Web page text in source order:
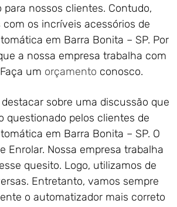
Portão de Garagem de
Enrolar em Nova Iguaçu – RJ
Portão de Garagem de
Enrolar em Nova Friburgo –
RJ
para nossos clientes. Contudo,
os incríveis acessórios de
em Barra Bonita – SP. Por
a nossa empresa trabalha com
um orçamento conosco.
sobre uma discussão que
questionado pelos clientes de
em Barra Bonita – SP. O
Enrolar. Nossa empresa trabalha
quesito. Logo, utilizamos de
Entretanto, vamos sempre
o automatizador mais correto